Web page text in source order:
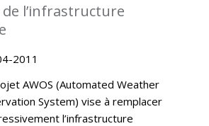
l’infrastructure
2011
AWOS (Automated Weather
System) vise à remplacer
l’infrastructure